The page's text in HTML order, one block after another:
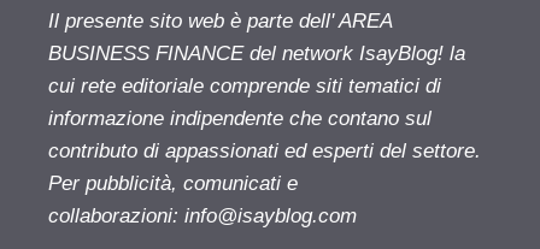
Il presente sito web è parte dell' AREA
BUSINESS FINANCE del network IsayBlog! la
cui rete editoriale comprende siti tematici di
informazione indipendente che contano sul
contributo di appassionati ed esperti del settore.
Per pubblicità, comunicati e
collaborazioni: info@isayblog.com